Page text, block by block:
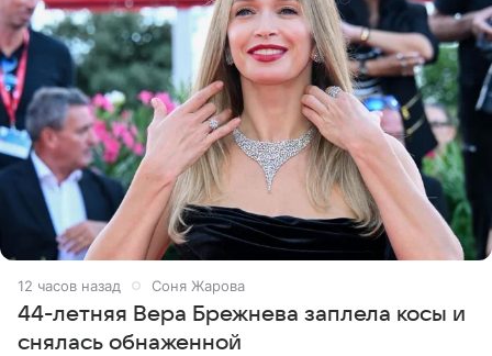
12 часов назад Соня Жарова
44-летняя Вера Брежнева заплела косы и
снялась обнаженной